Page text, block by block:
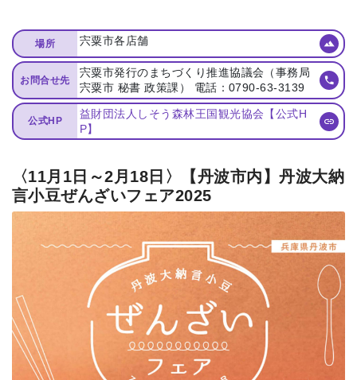
場所 宍粟市各店舗
お問合せ先
宍粟市発行のまちづくり推進協議会（事務局
宍粟市 秘書 政策課） 電話：0790-63-3139
公式HP
益財団法人しそう森林王国観光協会【公式H
P】
〈11月1日～2月18日〉【丹波市内】丹波大納
言小豆ぜんざいフェア2025